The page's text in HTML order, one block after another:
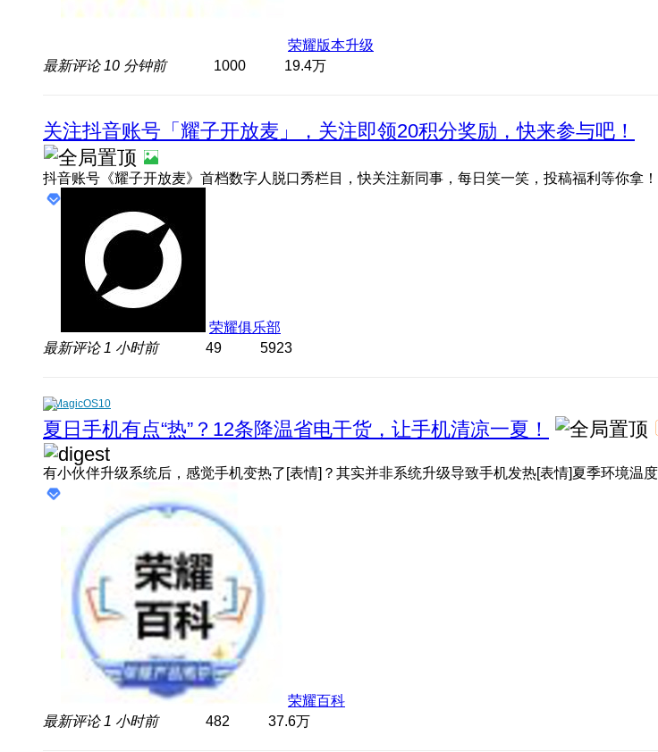
荣耀版本升级
最新评论 10 分钟前 1000 19.4万
关注抖音账号「耀子开放麦」，关注即领20积分奖励，快来参与吧！
荣耀俱乐部
最新评论 1 小时前 49 5923
MagicOS10
夏日手机有点“热”？12条降温省电干货，让手机清凉一夏！
荣耀百科
最新评论 1 小时前 482 37.6万